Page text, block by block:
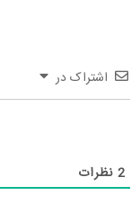
اشتراک در
2 نظرات